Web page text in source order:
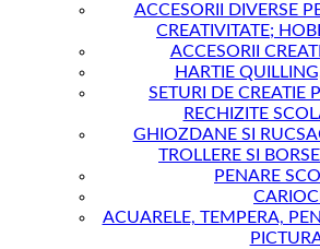
ACCESORII DIVERSE
CREATIVITATE;
ACCESORII
HARTIE
SETURI DE CREATIE
RECHIZITE
GHIOZDANE SI
TROLLERE SI
PENARE
CARIOCI
ACUARELE, TEMPERA,